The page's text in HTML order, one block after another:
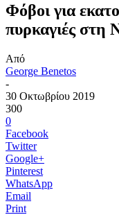
Φόβοι για
πυρκαγιές στη
Από
George Benetos
-
30 Οκτωβρίου 2019
300
0
Facebook
Twitter
Google+
Pinterest
WhatsApp
Email
Print